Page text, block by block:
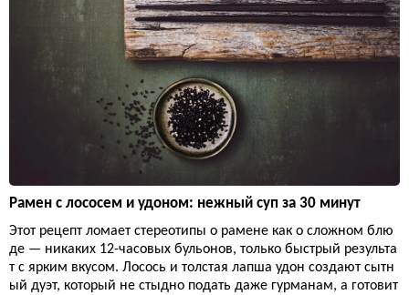
Рамен с лососем и удоном: нежный суп за 30 минут
Этот рецепт ломает стереотипы о рамене как о сложном блю
де — никаких 12-часовых бульонов, только быстрый результа
т с ярким вкусом. Лосось и толстая лапша удон создают сытн
ый дуэт, который не стыдно подать даже гурманам, а готовит